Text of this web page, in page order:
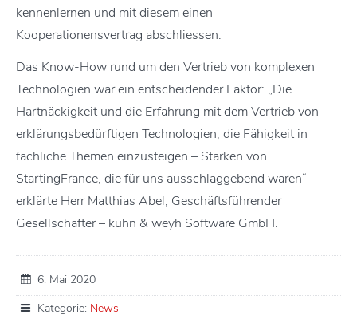
kennenlernen und mit diesem einen
Kooperationensvertrag abschliessen.
Das Know-How rund um den Vertrieb von komplexen
Technologien war ein entscheidender Faktor: „Die
Hartnäckigkeit und die Erfahrung mit dem Vertrieb von
erklärungsbedürftigen Technologien, die Fähigkeit in
fachliche Themen einzusteigen – Stärken von
StartingFrance, die für uns ausschlaggebend waren“
erklärte Herr Matthias Abel, Geschäftsführender
Gesellschafter – kühn & weyh Software GmbH.
6. Mai 2020
Kategorie: News